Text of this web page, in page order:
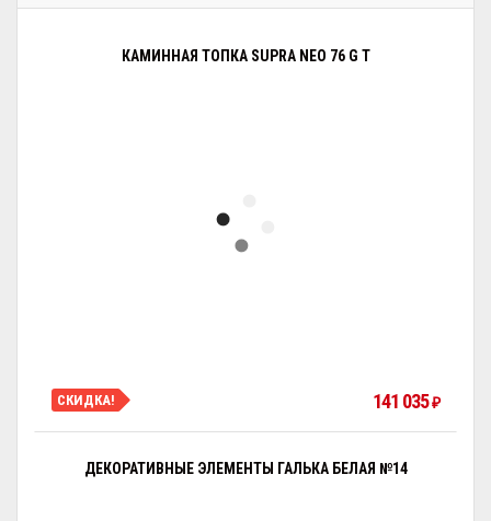
КАМИННАЯ ТОПКА SUPRA NEO 76 G T
СКИДКА! 141 035₽
ДЕКОРАТИВНЫЕ ЭЛЕМЕНТЫ ГАЛЬКА БЕЛАЯ №14